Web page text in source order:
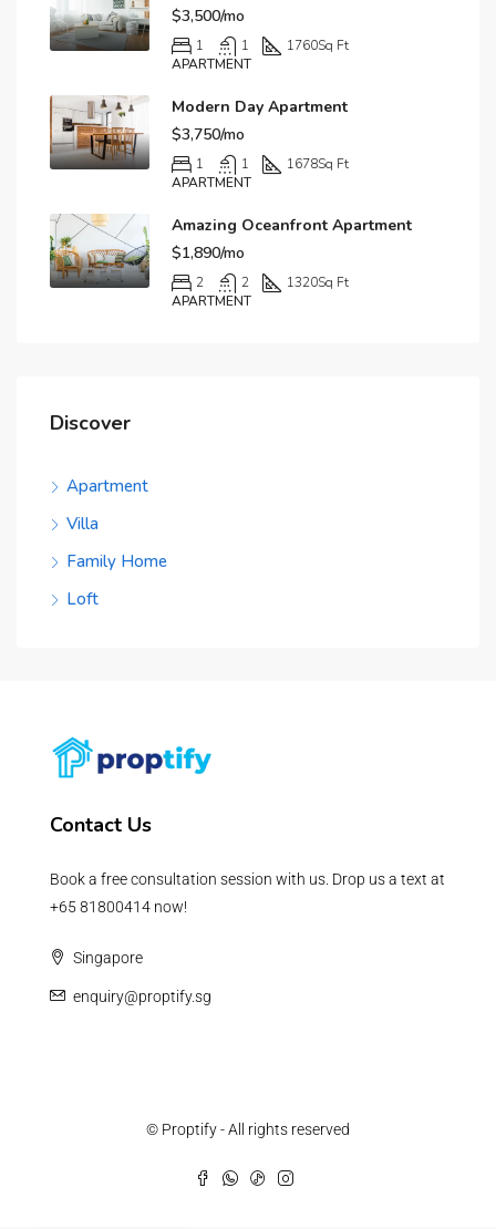
$3,500/mo
1 1 1760Sq Ft
APARTMENT
Modern Day Apartment
$3,750/mo
1 1 1678Sq Ft
APARTMENT
Amazing Oceanfront Apartment
$1,890/mo
2 2 1320Sq Ft
APARTMENT
Discover
Apartment
Villa
Family Home
Loft
Contact Us
Book a free consultation session with us. Drop us a text at
+65 81800414 now!
Singapore
enquiry@proptify.sg
© Proptify - All rights reserved